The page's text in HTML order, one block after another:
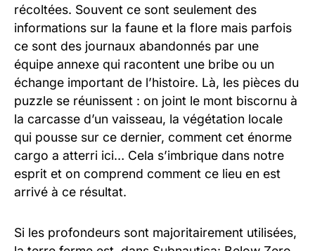
récoltées. Souvent ce sont seulement des
informations sur la faune et la flore mais parfois
ce sont des journaux abandonnés par une
équipe annexe qui racontent une bribe ou un
échange important de l’histoire. Là, les pièces du
puzzle se réunissent : on joint le mont biscornu à
la carcasse d’un vaisseau, la végétation locale
qui pousse sur ce dernier, comment cet énorme
cargo a atterri ici… Cela s’imbrique dans notre
esprit et on comprend comment ce lieu en est
arrivé à ce résultat.
Si les profondeurs sont majoritairement utilisées,